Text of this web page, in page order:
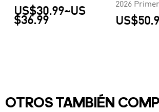
McLaren F1 Racing
Team Set Up T-Shirt
Orange Hombre
US$30.99~US
$36.99
2026
Equipación
Mundo
OTROS TAMBIÉN